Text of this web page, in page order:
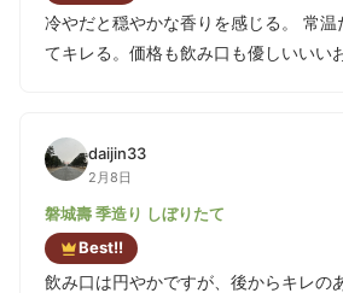
冷やだと穏やかな香りを感じる。 常温
てキレる。価格も飲み口も優しいいい
daijin33
2月8日
磐城壽 季造り しぼりたて
Best!!
飲み口は円やかですが、後からキレの